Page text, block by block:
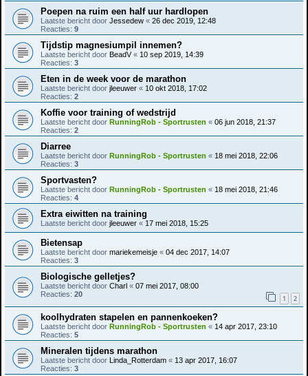
Poepen na ruim een half uur hardlopen
Laatste bericht door Jessedew « 26 dec 2019, 12:48
Reacties: 9
Tijdstip magnesiumpil innemen?
Laatste bericht door BeadV« 10 sep 2019, 14:39
Reacties: 3
Eten in de week voor de marathon
Laatste bericht door jleeuwer « 10 okt 2018, 17:02
Reacties: 2
Koffie voor training of wedstrijd
Laatste bericht door RunningRob - Sportrusten « 06 jun 2018, 21:37
Reacties: 2
Diarree
Laatste bericht door RunningRob - Sportrusten « 18 mei 2018, 22:06
Reacties: 3
Sportvasten?
Laatste bericht door RunningRob - Sportrusten « 18 mei 2018, 21:46
Reacties: 4
Extra eiwitten na training
Laatste bericht door jleeuwer « 17 mei 2018, 15:25
Bietensap
Laatste bericht door mariekemeisje « 04 dec 2017, 14:07
Reacties: 3
Biologische gelletjes?
Laatste bericht door Charl « 07 mei 2017, 08:00
Reacties: 20 1 2
koolhydraten stapelen en pannenkoeken?
Laatste bericht door RunningRob - Sportrusten « 14 apr 2017, 23:10
Reacties: 5
Mineralen tijdens marathon
Laatste bericht door Linda_Rotterdam « 13 apr 2017, 16:07
Reacties: 3